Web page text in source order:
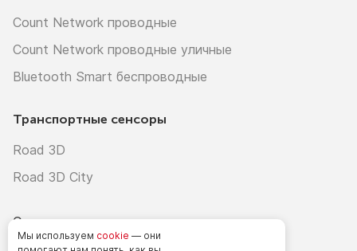
Count Network проводные
Count Network проводные уличные
Bluetooth Smart беспроводные
Транспортные сенсоры
Road 3D
Road 3D City
О нас
Мы используем cookie — они